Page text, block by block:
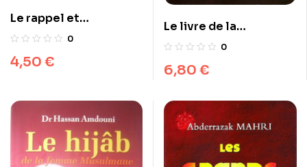
Le rappel et
l’invocation de Dieu
0
4,50 €
Le livre de la
méditation
0
6,80 €